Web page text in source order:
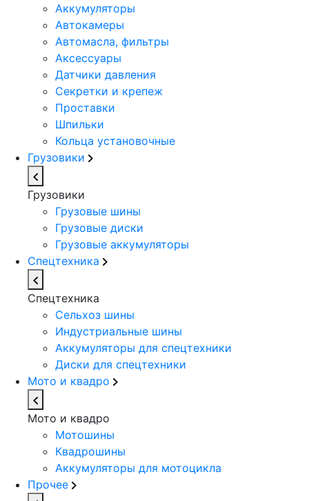
Аккумуляторы
Автокамеры
Автомасла, фильтры
Аксессуары
Датчики давления
Секретки и крепеж
Проставки
Шпильки
Кольца установочные
Грузовики
Грузовики
Грузовые шины
Грузовые диски
Грузовые аккумуляторы
Спецтехника
Спецтехника
Сельхоз шины
Индустриальные шины
Аккумуляторы для спецтехники
Диски для спецтехники
Мото и квадро
Мото и квадро
Мотошины
Квадрошины
Аккумуляторы для мотоцикла
Прочее